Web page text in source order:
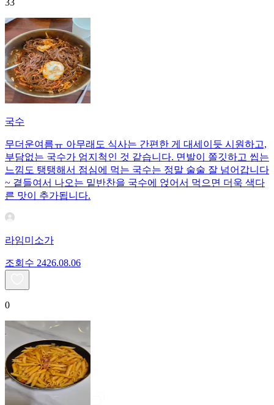
33
국수
무더운여름ㅠ 아무래도 식사는 간편한 게 대세이듯 시원하고,
부담없는 국수가 엄지척인 것 같습니다. 면발이 쫄깃하고 씹는
느낌도 탱탱해서 점심에 먹는 국수는 정말 술술 잘 넘어갑니다
~ 곁들여서 나오는 밑반찬을 국수에 얹어서 먹으면 더욱 색다
른 맛이 추가됩니다.
라임미소가
조회수 2426.08.06
0